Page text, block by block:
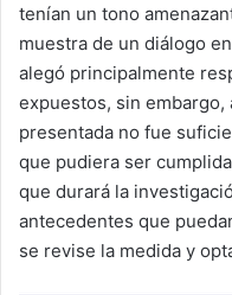
tenían un tono
muestra de un diálogo
alegó principalmente
expuestos, sin embargo,
presentada no fue
que pudiera ser
que durará la
antecedentes que
se revise la medida y